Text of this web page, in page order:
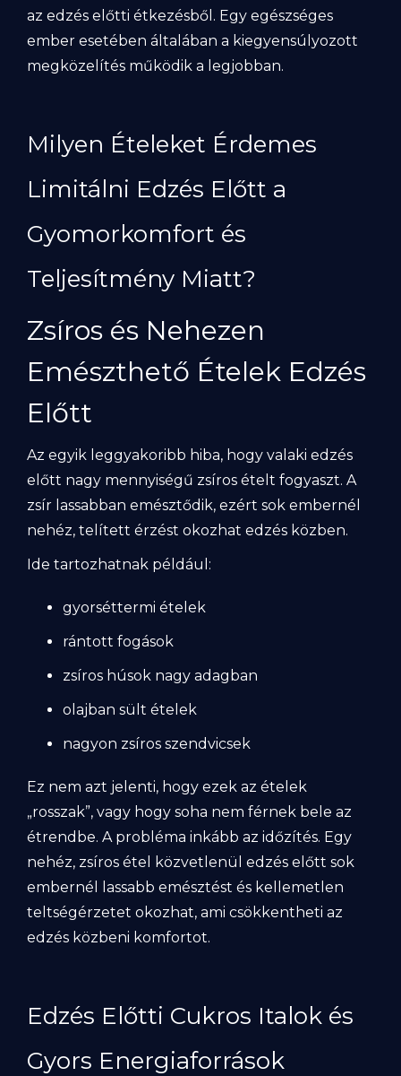
az edzés előtti étkezésből. Egy egészséges
ember esetében általában a kiegyensúlyozott
megközelítés működik a legjobban.
Milyen Ételeket Érdemes
Limitálni Edzés Előtt a
Gyomorkomfort és
Teljesítmény Miatt?
Zsíros és Nehezen
Emészthető Ételek Edzés
Előtt
Az egyik leggyakoribb hiba, hogy valaki edzés
előtt nagy mennyiségű zsíros ételt fogyaszt. A
zsír lassabban emésztődik, ezért sok embernél
nehéz, telített érzést okozhat edzés közben.
Ide tartozhatnak például:
gyorséttermi ételek
rántott fogások
zsíros húsok nagy adagban
olajban sült ételek
nagyon zsíros szendvicsek
Ez nem azt jelenti, hogy ezek az ételek
„rosszak”, vagy hogy soha nem férnek bele az
étrendbe. A probléma inkább az időzítés. Egy
nehéz, zsíros étel közvetlenül edzés előtt sok
embernél lassabb emésztést és kellemetlen
teltségérzetet okozhat, ami csökkentheti az
edzés közbeni komfortot.
Edzés Előtti Cukros Italok és
Gyors Energiaforrások